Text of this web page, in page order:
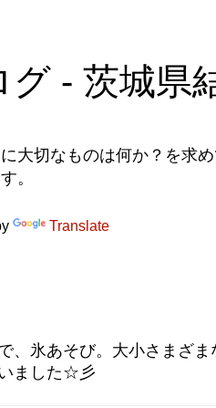
- 茨城県
大切なものは何か？を求
。
Translate
、氷あそび。大小さまざま
ました☆彡